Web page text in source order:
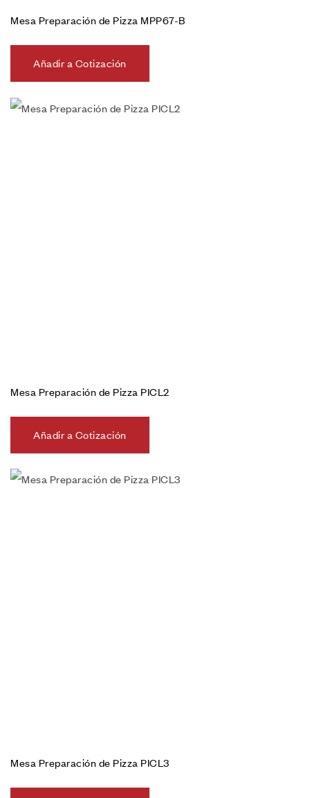
Mesa Preparación de Pizza MPP67-B
Añadir a Cotización
Mesa Preparación de Pizza PICL2
Añadir a Cotización
Mesa Preparación de Pizza PICL3